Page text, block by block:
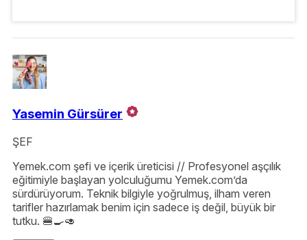
Yasemin Gürsürer
ŞEF
Yemek.com şefi ve içerik üreticisi // Profesyonel aşçılık
eğitimiyle başlayan yolculuğumu Yemek.com’da
sürdürüyorum. Teknik bilgiyle yoğrulmuş, ilham veren
tarifler hazırlamak benim için sadece iş değil, büyük bir
tutku. 🍔🍳🥑